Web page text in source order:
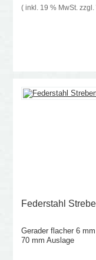
( inkl. 19 % MwSt. zzgl.
Federstahl
Gerader flacher 6
70 mm Auslage